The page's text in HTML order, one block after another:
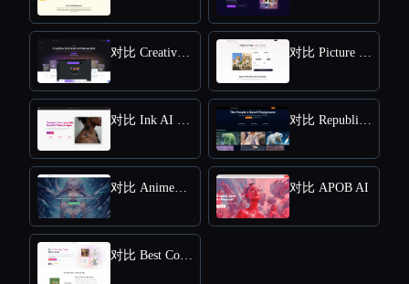
对比 Creative Fabrica 对比 Picture to Drawing
对比 Ink AI - Tattoo Generator 对比 Republiclabs.ai
对比 AnimeGenius 对比 APOB AI
对比 Best Coloring Pages AI